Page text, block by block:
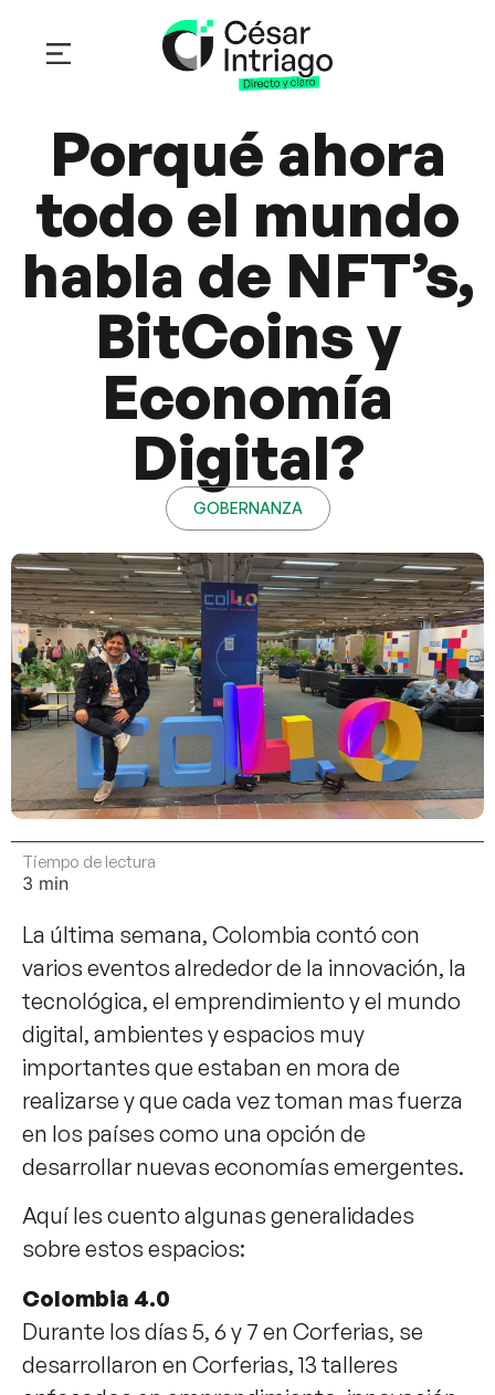
Porqué ahora
todo el mundo
habla de NFT’s,
BitCoins y
Economía
Digital?
GOBERNANZA
Tiempo de lectura
​La última semana, Colombia contó con
varios eventos alrededor de la innovación, la
tecnológica, el emprendimiento y el mundo
digital, ambientes y espacios muy
importantes que estaban en mora de
realizarse y que cada vez toman mas fuerza
en los países como una opción de
desarrollar nuevas economías emergentes.
Aquí les cuento algunas generalidades
sobre estos espacios:
Colombia 4.0
Durante los días 5, 6 y 7 en Corferias, se
desarrollaron en Corferias, 13 talleres